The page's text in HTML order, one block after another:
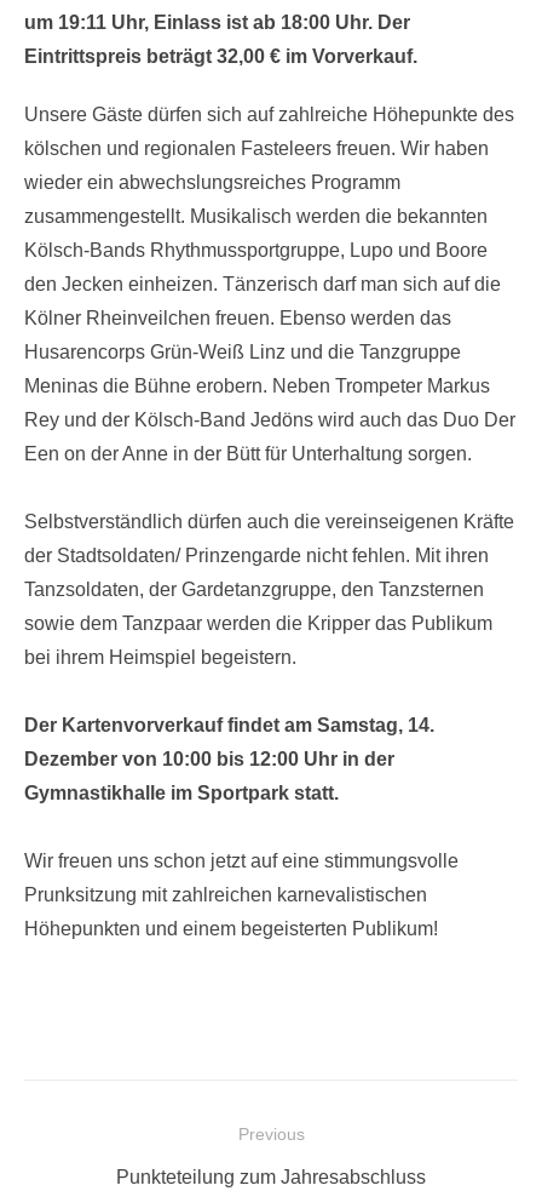
um 19:11 Uhr, Einlass ist ab 18:00 Uhr. Der
Eintrittspreis beträgt 32,00 € im Vorverkauf.
Unsere Gäste dürfen sich auf zahlreiche Höhepunkte des
kölschen und regionalen Fasteleers freuen. Wir haben
wieder ein abwechslungsreiches Programm
zusammengestellt. Musikalisch werden die bekannten
Kölsch-Bands Rhythmussportgruppe, Lupo und Boore
den Jecken einheizen. Tänzerisch darf man sich auf die
Kölner Rheinveilchen freuen. Ebenso werden das
Husarencorps Grün-Weiß Linz und die Tanzgruppe
Meninas die Bühne erobern. Neben Trompeter Markus
Rey und der Kölsch-Band Jedöns wird auch das Duo Der
Een on der Anne in der Bütt für Unterhaltung sorgen.
Selbstverständlich dürfen auch die vereinseigenen Kräfte
der Stadtsoldaten/ Prinzengarde nicht fehlen. Mit ihren
Tanzsoldaten, der Gardetanzgruppe, den Tanzsternen
sowie dem Tanzpaar werden die Kripper das Publikum
bei ihrem Heimspiel begeistern.
Der Kartenvorverkauf findet am Samstag, 14.
Dezember von 10:00 bis 12:00 Uhr in der
Gymnastikhalle im Sportpark statt.
Wir freuen uns schon jetzt auf eine stimmungsvolle
Prunksitzung mit zahlreichen karnevalistischen
Höhepunkten und einem begeisterten Publikum!
Beitragsnavigation
Previous
Previous
Punkteteilung zum Jahresabschluss